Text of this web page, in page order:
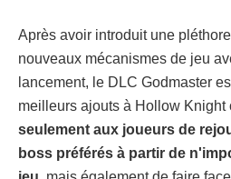
Après avoir introduit une
nouveaux mécanismes de jeu
lancement, le DLC Godmaster
meilleurs ajouts à Hollow Knight
seulement aux joueurs de
boss préférés à partir de